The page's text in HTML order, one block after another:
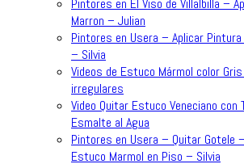
Pintores en El Viso de Villalbilla –
Marron – Julian
Pintores en Usera – Aplicar
– Silvia
Videos de Estuco Mármol color
irregulares
Video Quitar Estuco Veneciano
Esmalte al Agua
Pintores en Usera – Quitar Gotele
Estuco Marmol en Piso – Silvia